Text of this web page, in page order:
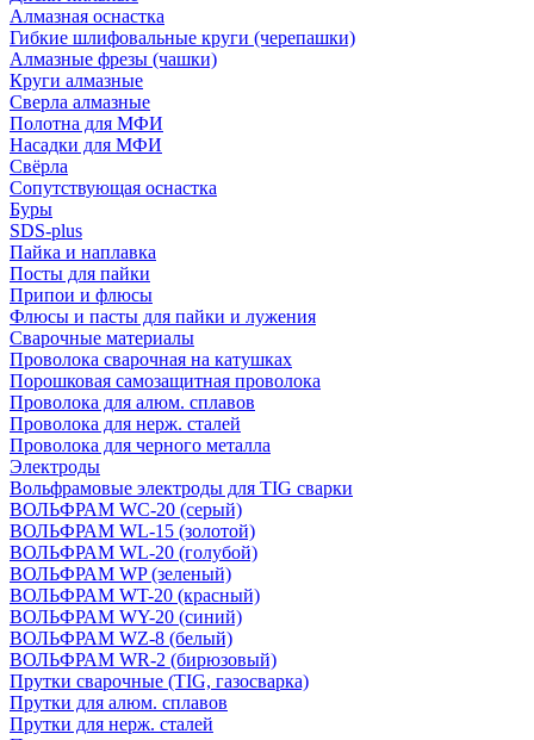
Алмазная оснастка
Гибкие шлифовальные круги (черепашки)
Алмазные фрезы (чашки)
Круги алмазные
Сверла алмазные
Полотна для МФИ
Насадки для МФИ
Свёрла
Сопутствующая оснастка
Буры
SDS-plus
Пайка и наплавка
Посты для пайки
Припои и флюсы
Флюсы и пасты для пайки и лужения
Сварочные материалы
Проволока сварочная на катушках
Порошковая самозащитная проволока
Проволока для алюм. сплавов
Проволока для нерж. сталей
Проволока для черного металла
Электроды
Вольфрамовые электроды для TIG сварки
ВОЛЬФРАМ WC-20 (серый)
ВОЛЬФРАМ WL-15 (золотой)
ВОЛЬФРАМ WL-20 (голубой)
ВОЛЬФРАМ WP (зеленый)
ВОЛЬФРАМ WT-20 (красный)
ВОЛЬФРАМ WY-20 (синий)
ВОЛЬФРАМ WZ-8 (белый)
ВОЛЬФРАМ WR-2 (бирюзовый)
Прутки сварочные (TIG, газосварка)
Прутки для алюм. сплавов
Прутки для нерж. сталей